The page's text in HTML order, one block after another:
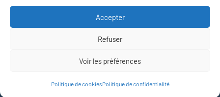
Accepter
Refuser
Voir les préférences
Politique de cookiesPolitique de confidentialité
Football gaélique
Sports de combat
Thème WordPress : Occasio par ThemeZee.